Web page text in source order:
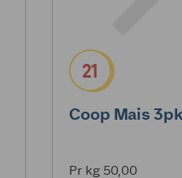
21
Coop Mais 3pk
Pr kg 50,00